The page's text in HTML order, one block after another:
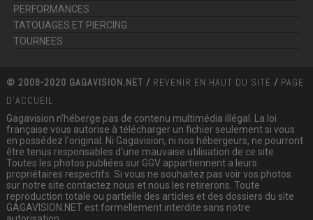
PERFORMANCES
TATOUAGES ET PIERCING
TOURNEES
© 2008-2020 GAGAVISION.NET / REVENIR EN HAUT DU SITE / PAGE
D'ACCUEIL
Gagavision n'héberge pas de contenu multimédia illégal. La loi
française vous autorise à télécharger un fichier seulement si vous
en possédez l'original. Ni Gagavision, ni nos hébergeurs, ne pourront
être tenus responsables d'une mauvaise utilisation de ce site.
Toutes les photos publiées sur GGV appartiennent a leurs
propriétaires respectifs. Si vous ne souhaitez pas voir vos photos
sur notre site contactez nous et nous les retirerons. Toute
reproduction totale ou partielle des articles et des dossiers du site
GAGAVISION.NET est formellement interdite sans notre